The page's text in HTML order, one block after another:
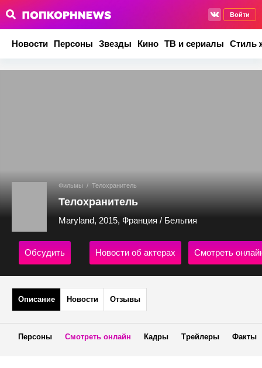
Войти
Новости Персоны Звезды Кино ТВ и сериалы Стиль
Фильмы / Телохранитель
Телохранитель
Maryland, 2015, Франция / Бельгия
Обсудить Новости об актерах Смотреть
Описание Новости Отзывы
Персоны Смотреть онлайн Кадры Трейлеры Факты